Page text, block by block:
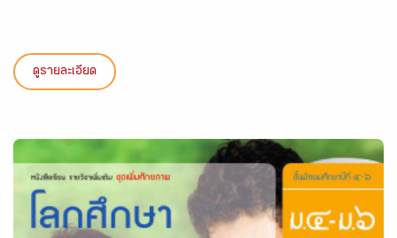
ดูรายละเอียด